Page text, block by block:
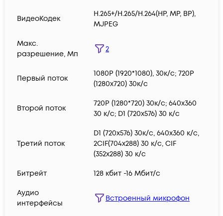
ВидеоКодек
H.265+/H.265/H.264(HP, MP, BP),
MJPEG
Макс.
разрешение, Мп
2
Первый поток
1080P (1920*1080), 30к/с; 720P
(1280x720) 30к/с
Второй поток
720P (1280*720) 30к/с; 640x360
30 к/с; D1 (720x576) 30 к/с
Третий поток
D1 (720x576) 30к/с, 640x360 к/с,
2CIF(704x288) 30 к/с, CIF
(352x288) 30 к/с
Битрейт 128 кбит -16 Мбит/с
Аудио
интерфейсы
Встроенный микрофон